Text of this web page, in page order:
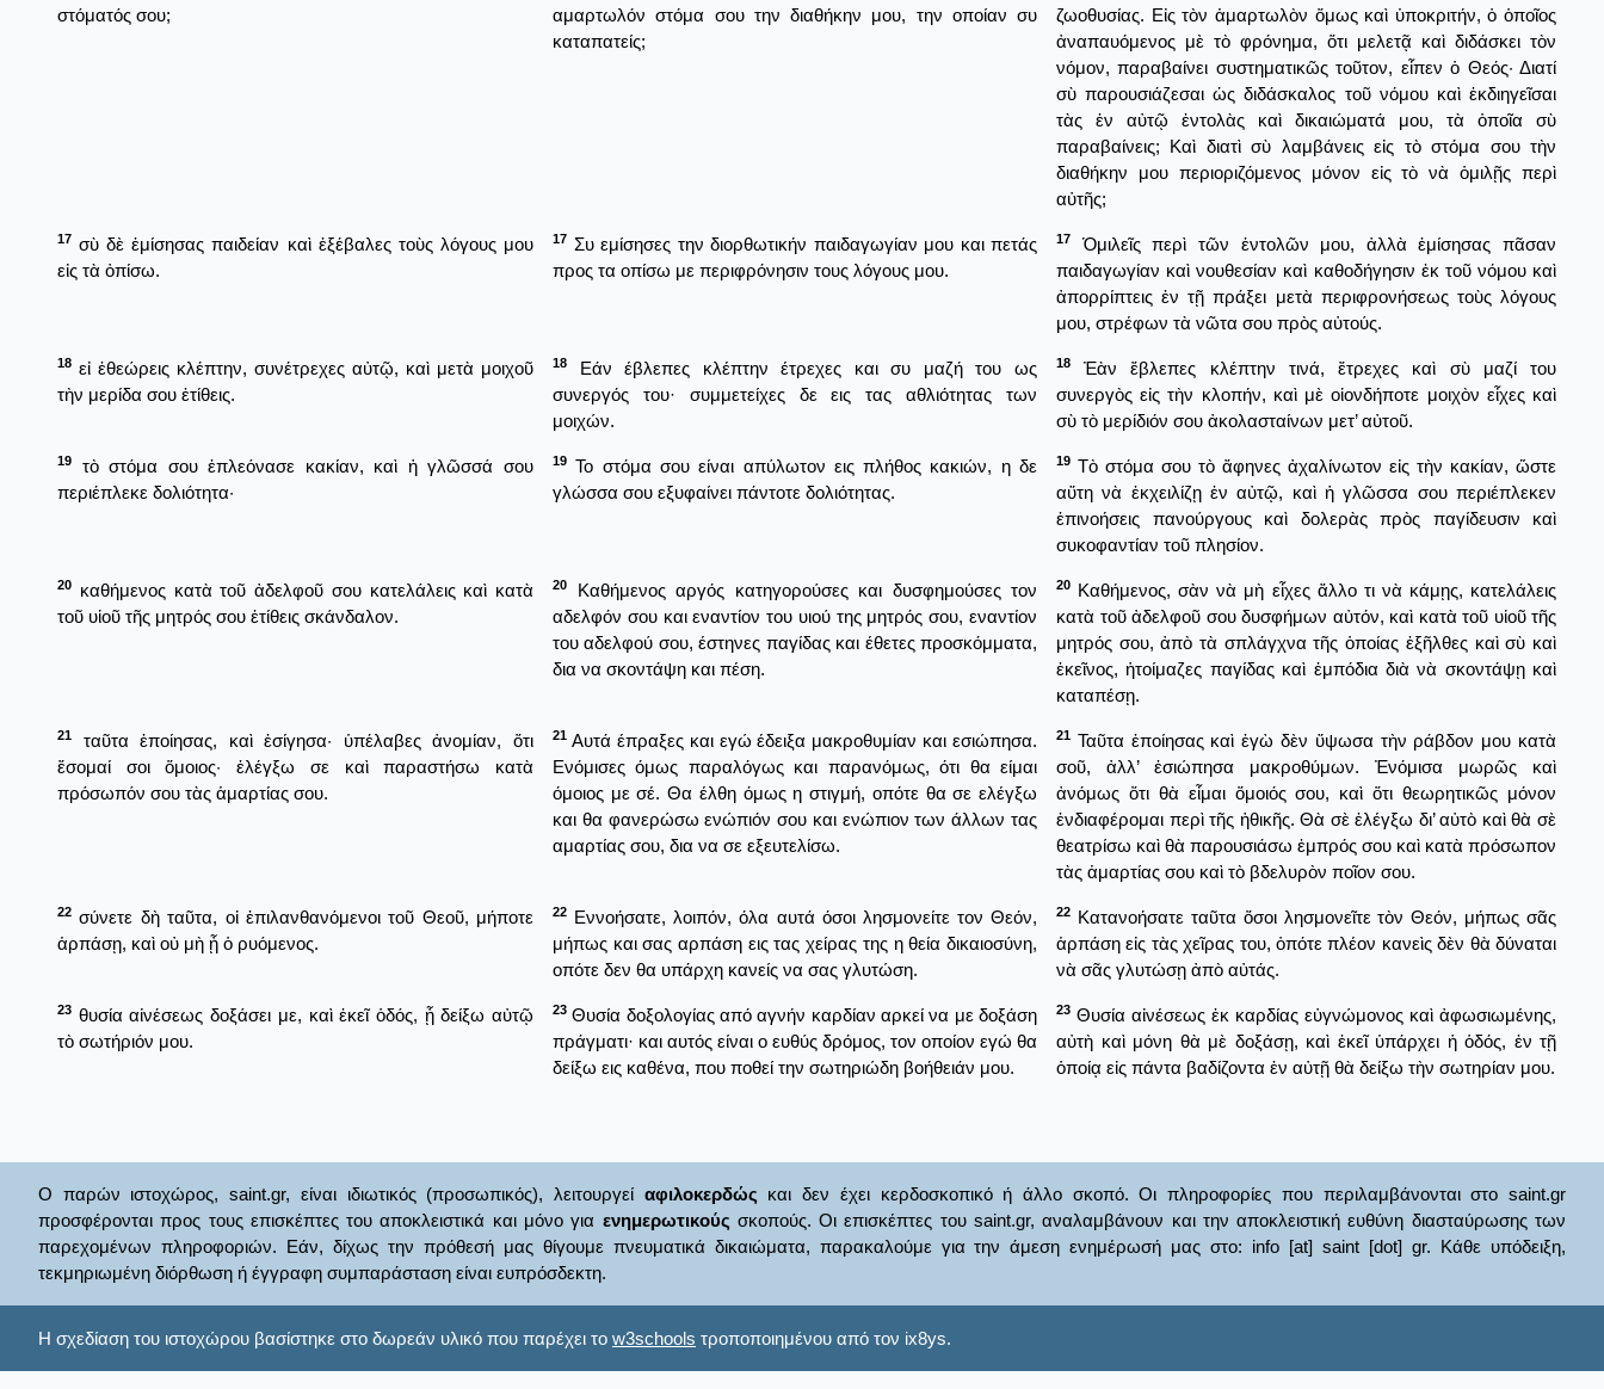
στόματός σου;
αμαρτωλόν στόμα σου την διαθήκην μου, την οποίαν συ
καταπατείς;
ζωοθυσίας. Εἰς τὸν ἁμαρτωλὸν ὅμως καὶ ὑποκριτήν, ὁ ὁποῖος
ἀναπαυόμενος μὲ τὸ φρόνημα, ὅτι μελετᾷ καὶ διδάσκει τὸν
νόμον, παραβαίνει συστηματικῶς τοῦτον, εἶπεν ὁ Θεός· Διατί
σὺ παρουσιάζεσαι ὡς διδάσκαλος τοῦ νόμου καὶ ἐκδιηγεῖσαι
τὰς ἐν αὐτῷ ἐντολὰς καὶ δικαιώματά μου, τὰ ὁποῖα σὺ
παραβαίνεις; Καὶ διατὶ σὺ λαμβάνεις εἰς τὸ στόμα σου τὴν
διαθήκην μου περιοριζόμενος μόνον εἰς τὸ νὰ ὁμιλῇς περὶ
αὐτῆς;
17 σὺ δὲ ἐμίσησας παιδείαν καὶ ἐξέβαλες τοὺς λόγους μου
εἰς τὰ ὀπίσω.
17 Συ εμίσησες την διορθωτικήν παιδαγωγίαν μου και πετάς
προς τα οπίσω με περιφρόνησιν τους λόγους μου.
17
Ὁμιλεῖς περὶ τῶν ἐντολῶν μου, ἀλλὰ ἐμίσησας πᾶσαν
παιδαγωγίαν καὶ νουθεσίαν καὶ καθοδήγησιν ἐκ τοῦ νόμου καὶ
ἀπορρίπτεις ἐν τῇ πράξει μετὰ περιφρονήσεως τοὺς λόγους
μου, στρέφων τὰ νῶτα σου πρὸς αὐτούς.
18 εἰ ἐθεώρεις κλέπτην, συνέτρεχες αὐτῷ, καὶ μετὰ μοιχοῦ
τὴν μερίδα σου ἐτίθεις.
18
Εάν έβλεπες κλέπτην έτρεχες και συ μαζή του ως
συνεργός του· συμμετείχες δε εις τας αθλιότητας των
μοιχών.
18
Ἐὰν ἔβλεπες κλέπτην τινά, ἔτρεχες καὶ σὺ μαζί του
συνεργὸς εἰς τὴν κλοπήν, καὶ μὲ οἱονδήποτε μοιχὸν εἶχες καὶ
σὺ τὸ μερίδιόν σου ἀκολασταίνων μετ’ αὐτοῦ.
19
τὸ στόμα σου ἐπλεόνασε κακίαν, καὶ ἡ γλῶσσά σου
περιέπλεκε δολιότητα·
19 Το στόμα σου είναι απύλωτον εις πλήθος κακιών, η δε
γλώσσα σου εξυφαίνει πάντοτε δολιότητας.
19 Τὸ στόμα σου τὸ ἄφηνες ἀχαλίνωτον εἰς τὴν κακίαν, ὥστε
αὕτη νὰ ἐκχειλίζῃ ἐν αὐτῷ, καὶ ἡ γλῶσσα σου περιέπλεκεν
ἐπινοήσεις πανούργους καὶ δολερὰς πρὸς παγίδευσιν καὶ
συκοφαντίαν τοῦ πλησίον.
20
καθήμενος κατὰ τοῦ ἀδελφοῦ σου κατελάλεις καὶ κατὰ
τοῦ υἱοῦ τῆς μητρός σου ἐτίθεις σκάνδαλον.
20
Καθήμενος αργός κατηγορούσες και δυσφημούσες τον
αδελφόν σου και εναντίον του υιού της μητρός σου, εναντίον
του αδελφού σου, έστηνες παγίδας και έθετες προσκόμματα,
δια να σκοντάψη και πέση.
20 Καθήμενος, σὰν νὰ μὴ εἶχες ἄλλο τι νὰ κάμῃς, κατελάλεις
κατὰ τοῦ ἀδελφοῦ σου δυσφήμων αὐτόν, καὶ κατὰ τοῦ υἱοῦ τῆς
μητρός σου, ἀπὸ τὰ σπλάγχνα τῆς ὁποίας ἐξῆλθες καὶ σὺ καὶ
ἐκεῖνος, ἡτοίμαζες παγίδας καὶ ἐμπόδια διὰ νὰ σκοντάψῃ καὶ
καταπέσῃ.
21
ταῦτα ἐποίησας, καὶ ἐσίγησα· ὑπέλαβες ἀνομίαν, ὅτι
ἔσομαί σοι ὅμοιος· ἐλέγξω σε καὶ παραστήσω κατὰ
πρόσωπόν σου τὰς ἁμαρτίας σου.
21 Αυτά έπραξες και εγώ έδειξα μακροθυμίαν και εσιώπησα.
Ενόμισες όμως παραλόγως και παρανόμως, ότι θα είμαι
όμοιος με σέ. Θα έλθη όμως η στιγμή, οπότε θα σε ελέγξω
και θα φανερώσω ενώπιόν σου και ενώπιον των άλλων τας
αμαρτίας σου, δια να σε εξευτελίσω.
21 Ταῦτα ἐποίησας καὶ ἐγὼ δὲν ὕψωσα τὴν ράβδον μου κατὰ
σοῦ, ἀλλ’ ἐσιώπησα μακροθύμων. Ἐνόμισα μωρῶς καὶ
ἀνόμως ὅτι θὰ εἶμαι ὅμοιός σου, καὶ ὅτι θεωρητικῶς μόνον
ἐνδιαφέρομαι περὶ τῆς ἠθικῆς. Θὰ σὲ ἐλέγξω δι’ αὐτὸ καὶ θὰ σὲ
θεατρίσω καὶ θὰ παρουσιάσω ἐμπρός σου καὶ κατὰ πρόσωπον
τὰς ἁμαρτίας σου καὶ τὸ βδελυρὸν ποῖον σου.
22 σύνετε δὴ ταῦτα, οἱ ἐπιλανθανόμενοι τοῦ Θεοῦ, μήποτε
ἁρπάσῃ, καὶ οὐ μὴ ᾖ ὁ ρυόμενος.
22 Εννοήσατε, λοιπόν, όλα αυτά όσοι λησμονείτε τον Θεόν,
μήπως και σας αρπάση εις τας χείρας της η θεία δικαιοσύνη,
οπότε δεν θα υπάρχη κανείς να σας γλυτώση.
22 Κατανοήσατε ταῦτα ὅσοι λησμονεῖτε τὸν Θεόν, μήπως σᾶς
ἁρπάση εἰς τὰς χεῖρας του, ὁπότε πλέον κανεὶς δὲν θὰ δύναται
νὰ σᾶς γλυτώσῃ ἀπὸ αὐτάς.
23 θυσία αἰνέσεως δοξάσει με, καὶ ἐκεῖ ὁδός, ᾗ δείξω αὐτῷ
τὸ σωτήριόν μου.
23 Θυσία δοξολογίας από αγνήν καρδίαν αρκεί να με δοξάση
πράγματι· και αυτός είναι ο ευθύς δρόμος, τον οποίον εγώ θα
δείξω εις καθένα, που ποθεί την σωτηριώδη βοήθειάν μου.
23 Θυσία αἰνέσεως ἐκ καρδίας εὐγνώμονος καὶ ἀφωσιωμένης,
αὐτὴ καὶ μόνη θὰ μὲ δοξάσῃ, καὶ ἐκεῖ ὑπάρχει ἡ ὁδός, ἐν τῇ
ὁποίᾳ εἰς πάντα βαδίζοντα ἐν αὐτῇ θὰ δείξω τὴν σωτηρίαν μου.
Ο παρών ιστοχώρος, saint.gr, είναι ιδιωτικός (προσωπικός), λειτουργεί αφιλοκερδώς και δεν έχει κερδοσκοπικό ή άλλο σκοπό. Οι πληροφορίες που περιλαμβάνονται στο saint.gr
προσφέρονται προς τους επισκέπτες του αποκλειστικά και μόνο για ενημερωτικούς σκοπούς. Οι επισκέπτες του saint.gr, αναλαμβάνουν και την αποκλειστική ευθύνη διασταύρωσης των
παρεχομένων πληροφοριών. Εάν, δίχως την πρόθεσή μας θίγουμε πνευματικά δικαιώματα, παρακαλούμε για την άμεση ενημέρωσή μας στο: info [at] saint [dot] gr. Κάθε υπόδειξη,
τεκμηριωμένη διόρθωση ή έγγραφη συμπαράσταση είναι ευπρόσδεκτη.
Η σχεδίαση του ιστοχώρου βασίστηκε στο δωρεάν υλικό που παρέχει το w3schools τροποποιημένου από τον ix8ys.